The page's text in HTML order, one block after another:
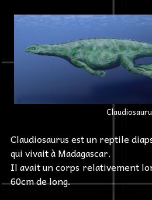
Claudiosaurus est un reptile
qui vivait à Madagascar.
Il avait un corps relativement
60cm de long.